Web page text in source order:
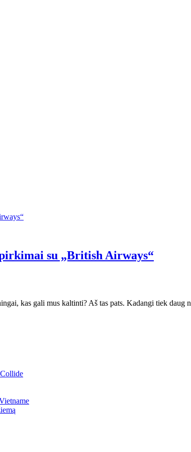
su „British Airways“
kas gali mus kaltinti? Aš tas pats. Kadangi tiek